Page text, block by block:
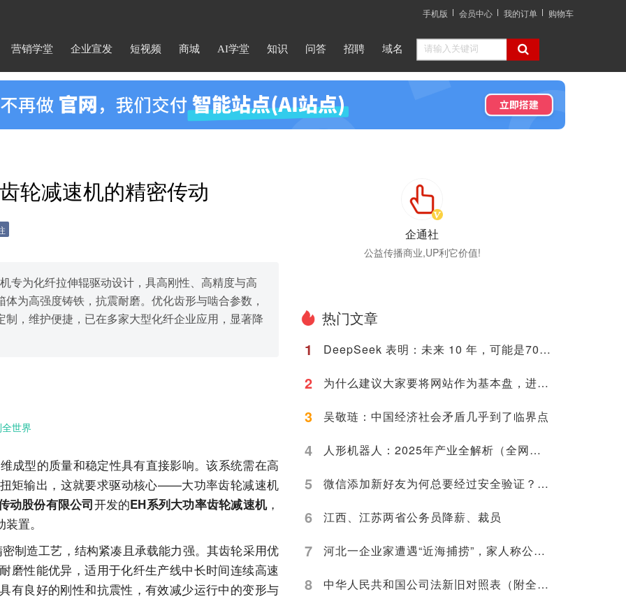
手机版 会员中心 我的订单 购物车
营销学堂 企业宣发 短视频 商城 AI学堂 知识 问答 招聘 域名
轮减速机的精密传动
专为化纤拉伸辊驱动设计，具高刚性、高精度与高
为高强度铸铁，抗震耐磨。优化齿形与啮合参数，
，维护便捷，已在多家大型化纤企业应用，显著降
世界
型的质量和稳定性具有直接影响。该系统需在高
矩输出，这就要求驱动核心——大功率齿轮减速机
动股份有限公司开发的EH系列大功率齿轮减速机，
置。
制造工艺，结构紧凑且承载能力强。其齿轮采用优
磨性能优异，适用于化纤生产线中长时间连续高速
有良好的刚性和抗震性，有效减少运行中的变形与
企通社
公益传播商业,UP利它价值!
热门文章
1
DeepSeek 表明：未来 10 年，可能是70后80后最艰难的10 年
2 为什么建议大家要将网站作为基本盘，进来看看是否有道理再喷
3 吴敬琏：中国经济社会矛盾几乎到了临界点
4 人形机器人：2025年产业全解析（全网最全国内外玩家排行&细分龙头）
5 微信添加新好友为何总要经过安全验证？背后原因深度解析
6 江西、江苏两省公务员降薪、裁员
7 河北一企业家遭遇“近海捕捞”，家人称公司账上10.9亿现金惹祸
8 中华人民共和国公司法新旧对照表（附全文）